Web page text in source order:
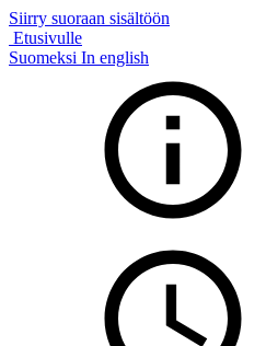
Siirry suoraan sisältöön
Etusivulle
Suomeksi In english